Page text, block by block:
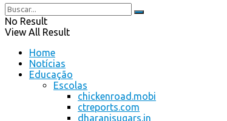
No Result
View All Result
Home
Notícias
Educação
Escolas
chickenroad.mobi
ctreports.com
dharanisugars.in